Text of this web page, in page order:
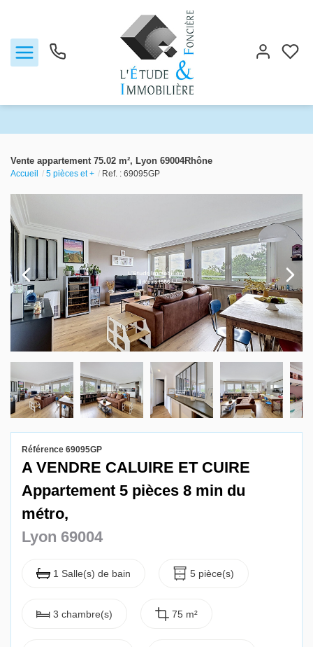
Biens vendus
Locations
Estimation
Gestion locative
Vente appartement 75.02 m², Lyon 69004Rhône
Accueil 5 pièces et + Ref. : 69095GP
Référence 69095GP
A VENDRE CALUIRE ET CUIRE
Appartement 5 pièces 8 min du
métro,
Lyon 69004
1 Salle(s) de bain 5 pièce(s)
3 chambre(s) 75 m²